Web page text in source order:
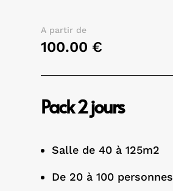
A partir de
100.00 €
Pack 2 jours
Salle de 40 à 125m2
De 20 à 100 personnes